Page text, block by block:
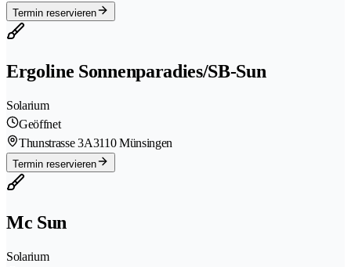
Termin reservieren
Ergoline Sonnenparadies/SB-Sun
Solarium
Geöffnet
Thunstrasse 3A3110 Münsingen
Termin reservieren
Mc Sun
Solarium